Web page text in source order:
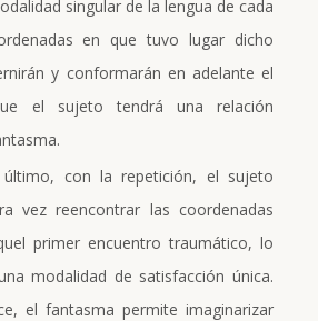
singular de la lengua de cada
en que tuvo lugar dicho
y conformarán en adelante el
el sujeto tendrá una relación
con la repetición, el sujeto
vez reencontrar las coordenadas
primer encuentro traumático, lo
modalidad de satisfacción única.
el fantasma permite imaginarizar